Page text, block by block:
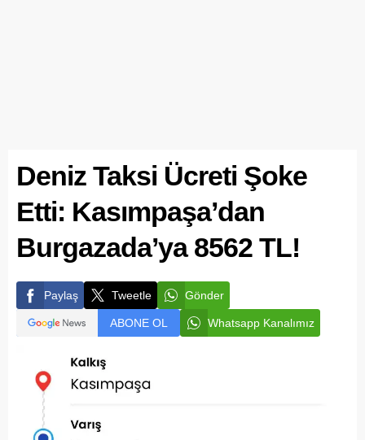
Deniz Taksi Ücreti Şoke
Etti: Kasımpaşa’dan
Burgazada’ya 8562 TL!
Paylaş Tweetle Gönder
ABONE OL Whatsapp Kanalımız